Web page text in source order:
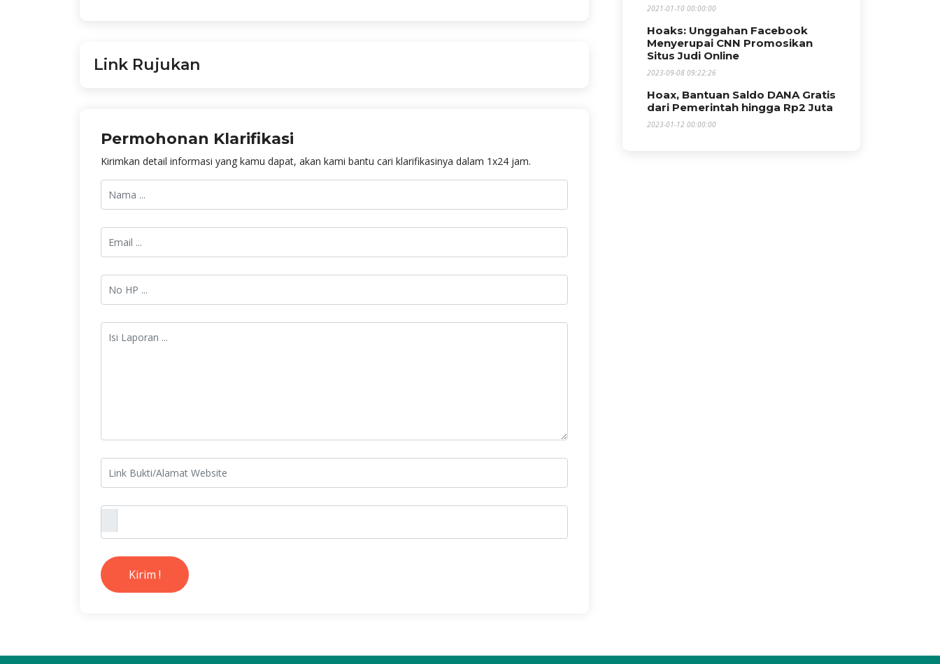
Link Rujukan
Permohonan Klarifikasi
Kirimkan detail informasi yang kamu dapat, akan kami bantu cari klarifikasinya dalam 1x24 jam.
Kirim !
2021-01-10 00:00:00
Hoaks: Unggahan Facebook
Menyerupai CNN Promosikan
Situs Judi Online
2023-09-08 09:22:26
Hoax, Bantuan Saldo DANA Gratis
dari Pemerintah hingga Rp2 Juta
2023-01-12 00:00:00